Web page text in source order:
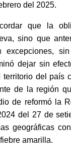
del 2025.
que la
sino que
excepciones,
dejar sin
territorio del país
de la región
de reformó la
del 27 de
geográficas
amarilla.